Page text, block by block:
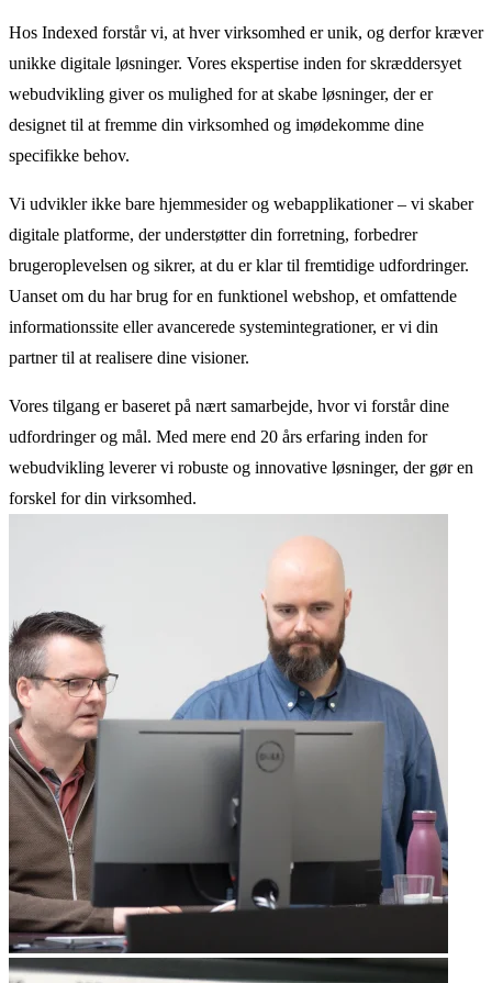
Hos Indexed forstår vi, at hver virksomhed er unik, og derfor kræver
unikke digitale løsninger. Vores ekspertise inden for skræddersyet
webudvikling giver os mulighed for at skabe løsninger, der er
designet til at fremme din virksomhed og imødekomme dine
specifikke behov.
Vi udvikler ikke bare hjemmesider og webapplikationer – vi skaber
digitale platforme, der understøtter din forretning, forbedrer
brugeroplevelsen og sikrer, at du er klar til fremtidige udfordringer.
Uanset om du har brug for en funktionel webshop, et omfattende
informationssite eller avancerede systemintegrationer, er vi din
partner til at realisere dine visioner.
Vores tilgang er baseret på nært samarbejde, hvor vi forstår dine
udfordringer og mål. Med mere end 20 års erfaring inden for
webudvikling leverer vi robuste og innovative løsninger, der gør en
forskel for din virksomhed.